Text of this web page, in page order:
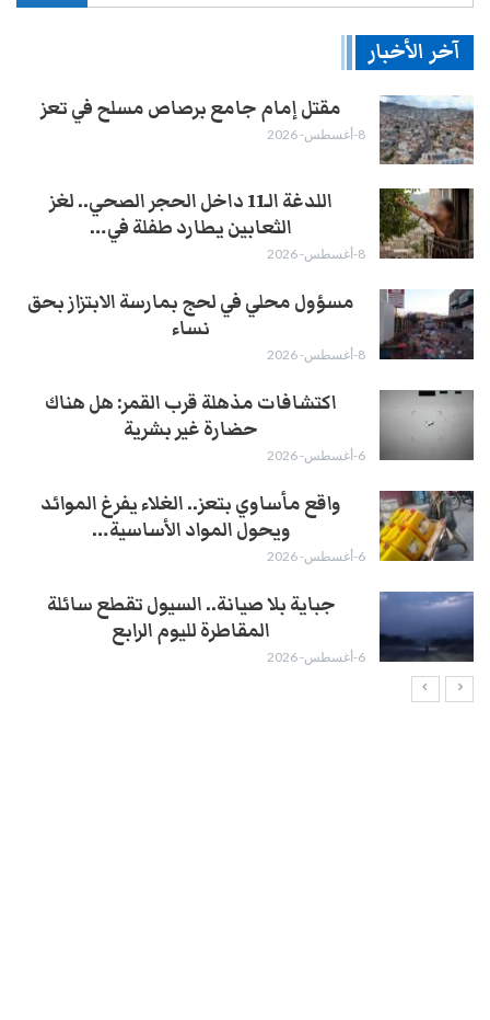
آخر الأخبار
مقتل إمام جامع برصاص مسلح في تعز
8-أغسطس- 2026
اللدغة الـ11 داخل الحجر الصحي.. لغز
الثعابين يطارد طفلة في…
8-أغسطس- 2026
مسؤول محلي في لحج بمارسة الابتزاز بحق
نساء
8-أغسطس- 2026
اكتشافات مذهلة قرب القمر: هل هناك
حضارة غير بشرية
6-أغسطس- 2026
واقع مأساوي بتعز.. الغلاء يفرغ الموائد
ويحول المواد الأساسية…
6-أغسطس- 2026
جباية بلا صيانة.. السيول تقطع سائلة
المقاطرة لليوم الرابع
6-أغسطس- 2026